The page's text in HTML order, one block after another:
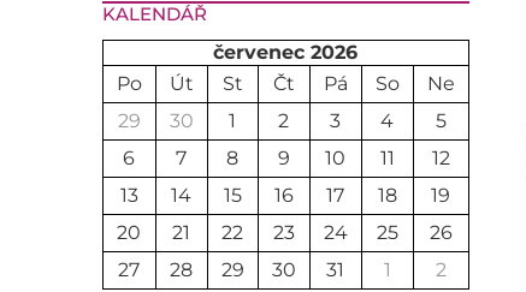
KALENDÁŘ
červenec 2026
Po
Út St Čt Pá So
Ne
29
30 1 2 3 4
5
6
7 8 9 10 11
12
13
14 15 16 17 18
19
20
21 22 23 24 25
26
27
28 29 30 31 1 2